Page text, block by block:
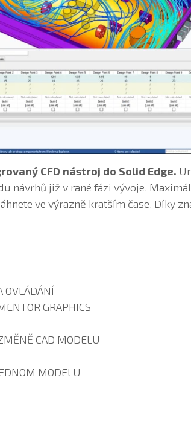
CFD nástroj do Solid Edge.
návrhů již v rané fázi vývoje.
ve výrazně kratším čase. Díky
OVLÁDÁNÍ
GRAPHICS
CAD MODELU
MODELU